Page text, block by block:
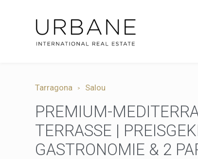
Tarragona Salou
PREMIUM-
TERRASSE |
GASTRONOMIE & 2